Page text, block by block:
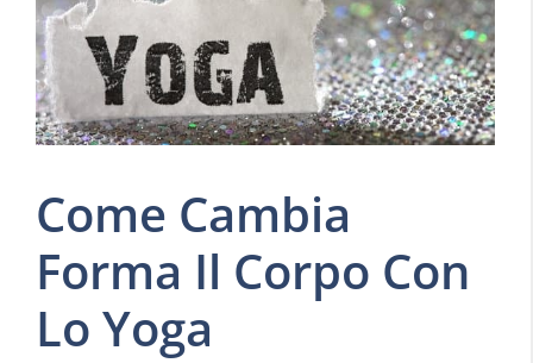
Come Cambia
Forma Il Corpo Con
Lo Yoga